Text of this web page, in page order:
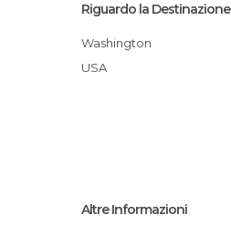
Riguardo la Destinazione
Washington
USA
Altre Informazioni